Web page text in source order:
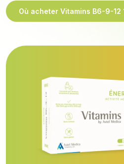
Où acheter Vitamins B6-9-12